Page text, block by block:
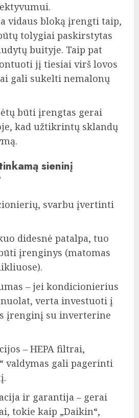
vidaus bloką įrengti taip,
tolygiai paskirstytas
buityje. Taip pat
jį tiesiai virš lovos
gali sukelti nemalonų
būti įrengtas gerai
kad užtikrintų sklandų
sieninį
svarbu įvertinti
didesnė patalpa, tuo
įrenginys (matomas
– jei kondicionierius
verta investuoti į
įrenginį su inverterine
– HEPA filtrai,
valdymas gali pagerinti
ir garantija – gerai
tokie kaip „Daikin“,